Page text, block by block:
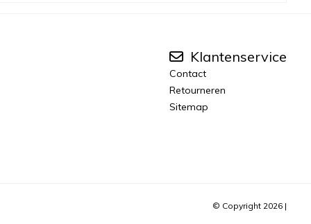
Klantenservice
Contact
Retourneren
Sitemap
© Copyright 2026 |